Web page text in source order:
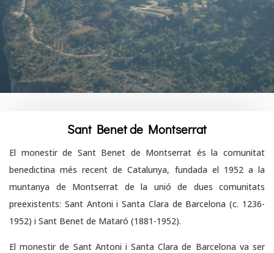
Sant Benet de Montserrat
El monestir de Sant Benet de Montserrat és la comunitat
benedictina més recent de Catalunya, fundada el 1952 a la
muntanya de Montserrat de la unió de dues comunitats
preexistents: Sant Antoni i Santa Clara de Barcelona (c. 1236-
1952) i Sant Benet de Mataró (1881-1952).
El monestir de Sant Antoni i Santa Clara de Barcelona va ser